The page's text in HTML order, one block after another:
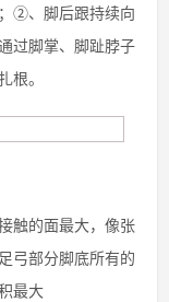
②、脚后跟持续向
过脚掌、脚趾脖子
。
触的面最大，像张
弓部分脚底所有的
最大